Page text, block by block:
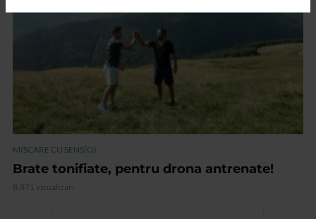
MISCARE CU SENS(O)
Brate tonifiate, pentru drona antrenate!
8.871 vizualizari